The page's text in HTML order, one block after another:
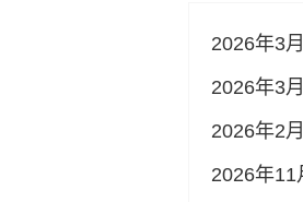
2026年3
2026年3
2026年2
2026年11